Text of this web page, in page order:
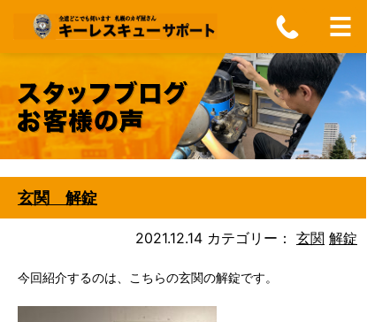
玄関 解錠
2021.12.14 カテゴリー： 玄関 解錠
今回紹介するのは、こちらの玄関の解錠です。